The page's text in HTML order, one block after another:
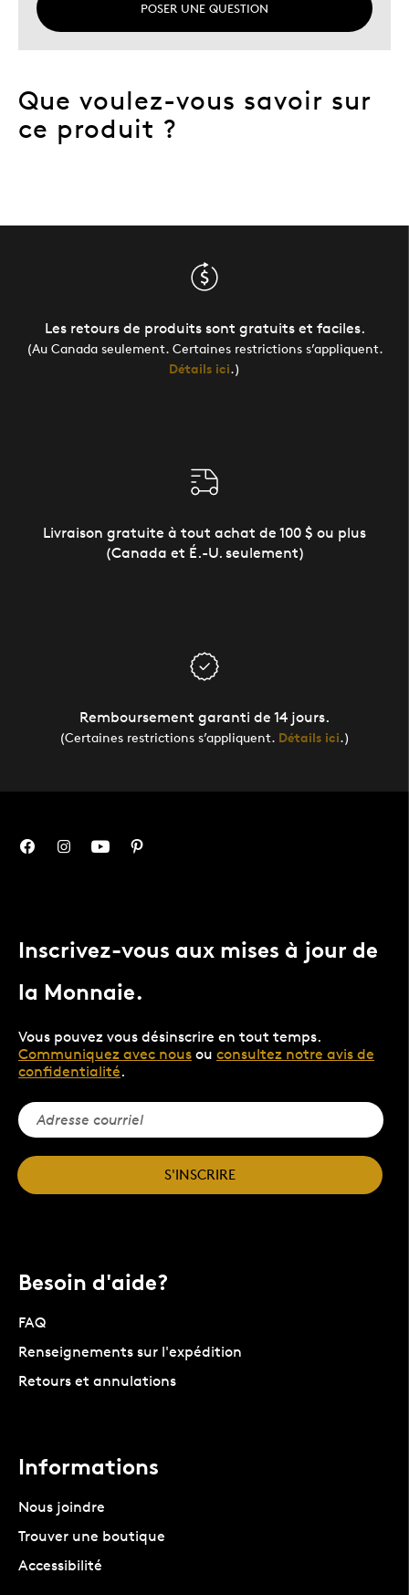
POSER UNE QUESTION
Que voulez-vous savoir sur
ce produit ?
Les retours de produits sont gratuits et faciles.
(Au Canada seulement. Certaines restrictions s’appliquent.
Détails ici.)
Livraison gratuite à tout achat de 100 $ ou plus
(Canada et É.-U. seulement)
Remboursement garanti de 14 jours.
(Certaines restrictions s’appliquent. Détails ici.)
Inscrivez-vous aux mises à jour de
la Monnaie.
Vous pouvez vous désinscrire en tout temps.
Communiquez avec nous ou consultez notre avis de
confidentialité.
S'INSCRIRE
Besoin d'aide?
FAQ
Renseignements sur l'expédition
Retours et annulations
Informations
Nous joindre
Trouver une boutique
Accessibilité